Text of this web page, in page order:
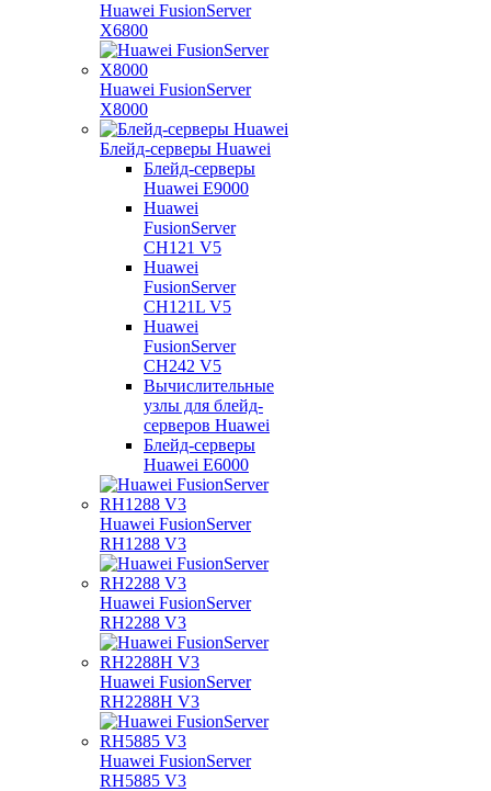
Huawei FusionServer
X6800
Huawei FusionServer
X8000
Блейд-серверы Huawei
Блейд-серверы
Huawei E9000
Huawei
FusionServer
CH121 V5
Huawei
FusionServer
CH121L V5
Huawei
FusionServer
CH242 V5
Вычислительные
узлы для блейд-
серверов Huawei
Блейд-серверы
Huawei E6000
Huawei FusionServer
RH1288 V3
Huawei FusionServer
RH2288 V3
Huawei FusionServer
RH2288H V3
Huawei FusionServer
RH5885 V3